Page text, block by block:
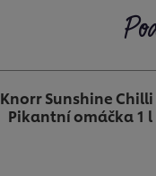
Knorr Sunshine Chilli
Pikantní omáčka 1 l